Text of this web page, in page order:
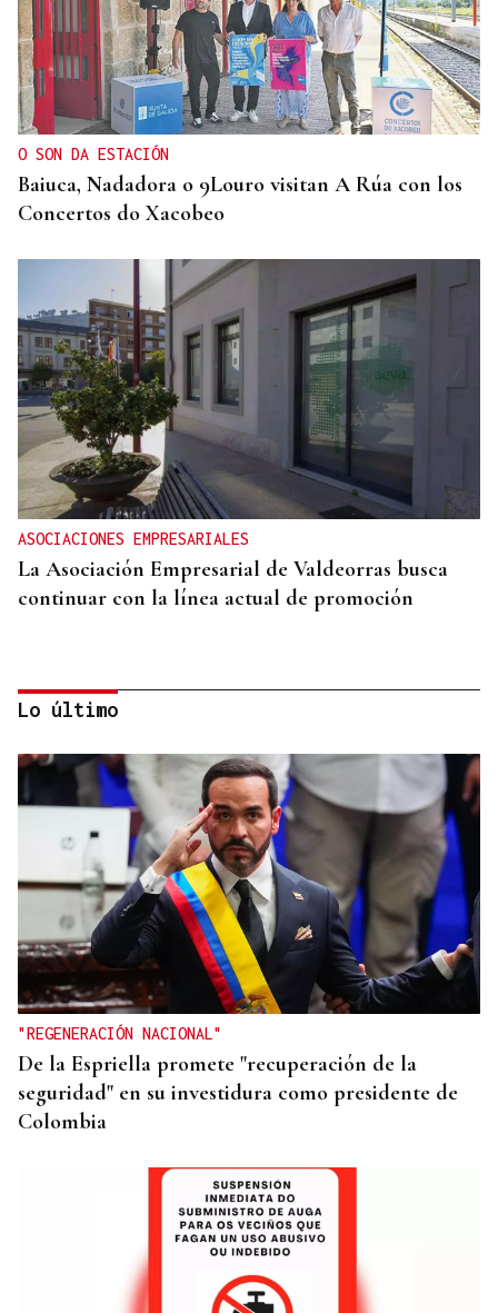
O SON DA ESTACIÓN
Baiuca, Nadadora o 9Louro visitan A Rúa con los
Concertos do Xacobeo
ASOCIACIONES EMPRESARIALES
La Asociación Empresarial de Valdeorras busca
continuar con la línea actual de promoción
DISTRIBUIDORA FAMILIAR
Gaseosas Roca, medio siglo creciendo junto a
Valdeorras y Coca-Cola
Lo último
"REGENERACIÓN NACIONAL"
De la Espriella promete "recuperación de la
seguridad" en su investidura como presidente de
Colombia